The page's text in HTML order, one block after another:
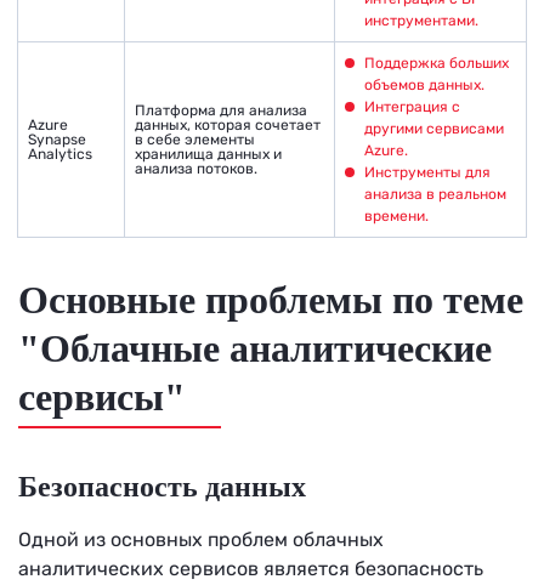
инструментами.
Azure
Synapse
Analytics
Платформа для анализа
данных, которая сочетает
в себе элементы
хранилища данных и
анализа потоков.
Поддержка больших
объемов данных.
Интеграция с
другими сервисами
Azure.
Инструменты для
анализа в реальном
времени.
Основные проблемы по теме
"Облачные аналитические
сервисы"
Безопасность данных
Одной из основных проблем облачных
аналитических сервисов является безопасность